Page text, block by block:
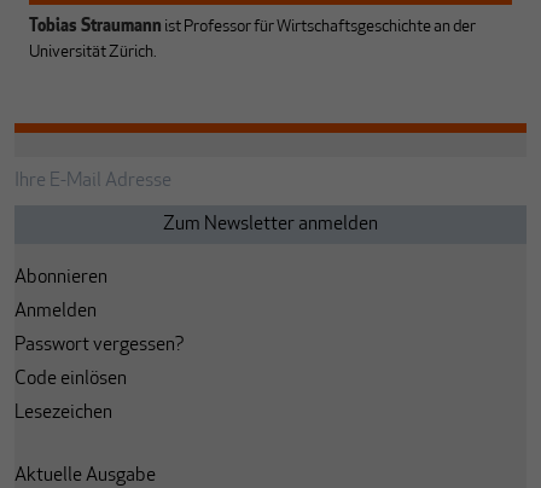
Tobias Straumann ist Professor für Wirtschaftsgeschichte an der
Universität Zürich.
Abonnieren
Anmelden
Passwort vergessen?
Code einlösen
Lesezeichen
Aktuelle Ausgabe